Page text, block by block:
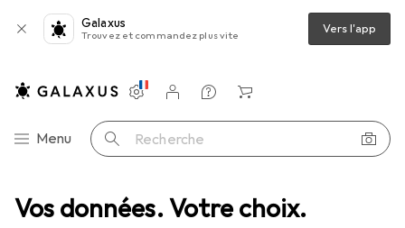
Vos données. Votre choix.
Galaxus
Trouvez et commandez plus vite Vers l'app
Navigation par catégorie
Menu Recherche
Paramètres
Compte client
Listes de comparaison
Listes d'envies
Panier
Jouets Jeux + puzzles Fléchettes Tiges de fléchettes